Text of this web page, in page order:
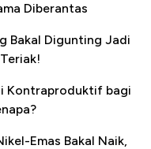
Diberantas
Bakal Digunting Jadi
Kontraproduktif bagi
Emas Bakal Naik,